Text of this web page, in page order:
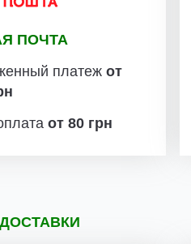
ПОЧТА
платеж от
от 80 грн